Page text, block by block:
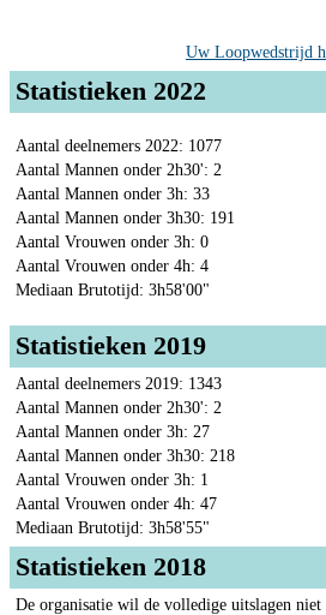
Uw Loopwedstrijd
Statistieken 2022
Aantal deelnemers 2022: 1077
Aantal Mannen onder 2h30': 2
Aantal Mannen onder 3h: 33
Aantal Mannen onder 3h30: 191
Aantal Vrouwen onder 3h: 0
Aantal Vrouwen onder 4h: 4
Mediaan Brutotijd: 3h58'00"
Statistieken 2019
Aantal deelnemers 2019: 1343
Aantal Mannen onder 2h30': 2
Aantal Mannen onder 3h: 27
Aantal Mannen onder 3h30: 218
Aantal Vrouwen onder 3h: 1
Aantal Vrouwen onder 4h: 47
Mediaan Brutotijd: 3h58'55"
Statistieken 2018
De organisatie wil de volledige uitslagen